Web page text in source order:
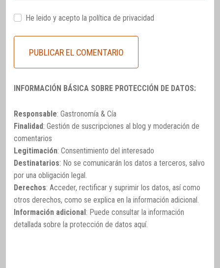
He leido y acepto la política de privacidad
INFORMACIÓN BÁSICA SOBRE PROTECCIÓN DE DATOS:
Responsable: Gastronomía & Cía
Finalidad: Gestión de suscripciones al blog y moderación de
comentarios
Legitimación: Consentimiento del interesado
Destinatarios: No se comunicarán los datos a terceros, salvo
por una obligación legal.
Derechos: Acceder, rectificar y suprimir los datos, así como
otros derechos, como se explica en la información adicional.
Información adicional: Puede consultar la información
detallada sobre la protección de datos aquí.